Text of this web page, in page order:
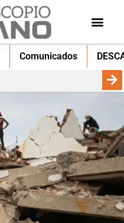
Comunicados